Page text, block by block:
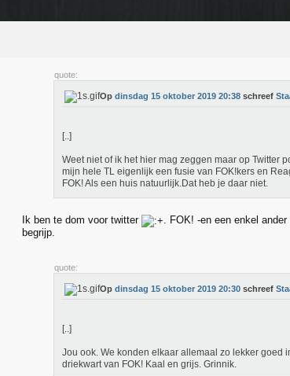
quote:
Op dinsdag 15 oktober 2019 20:38 schreef
[..]
Weet niet of ik het hier mag zeggen maar op Twitter
mijn hele TL eigenlijk een fusie van FOK!kers en
FOK! Als een huis natuurlijk.Dat heb je daar niet.
Ik ben te dom voor twitter
. FOK! -en een enkel
begrijp.
quote:
Op dinsdag 15 oktober 2019 20:30 schreef
[..]
Jou ook. We konden elkaar allemaal zo lekker goed
driekwart van FOK! Kaal en grijs. Grinnik.